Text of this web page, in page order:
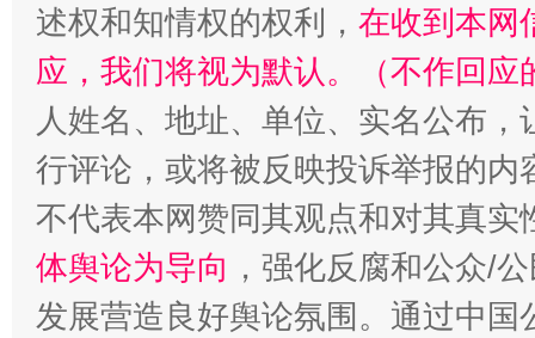
述权和知情权的权利， 在收到本网
应，我们将视为默认。（不作回应
人姓名、地址、单位、实名公布
行评论，或将被反映投诉举报的
不代表本网赞同其观点和对其真实
体舆论为导向 ，强化反腐和公众/
发展营造良好舆论氛围。通过中